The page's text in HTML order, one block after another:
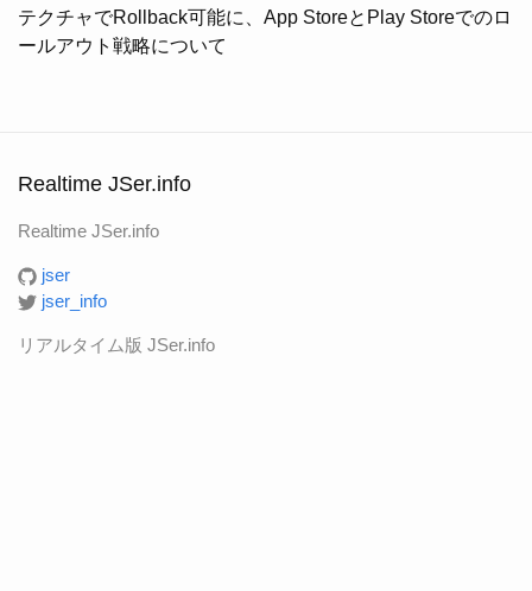
テクチャでRollback可能に、App StoreとPlay Storeでのロ
ールアウト戦略について
Realtime JSer.info
Realtime JSer.info
jser
jser_info
リアルタイム版 JSer.info